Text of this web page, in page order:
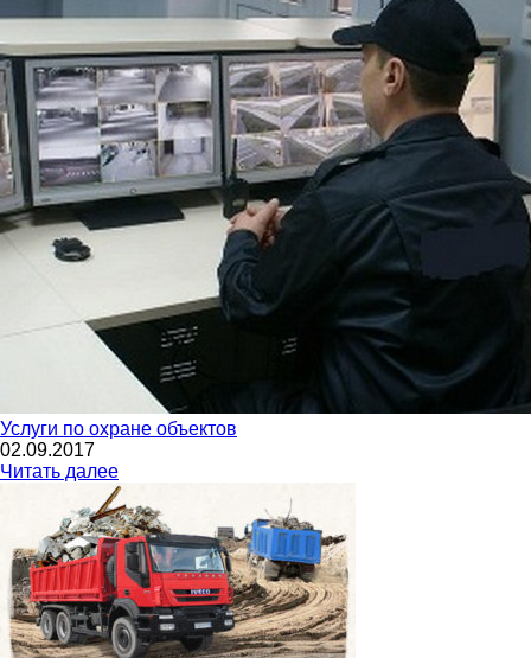
Услуги по охране объектов
02.09.2017
Читать далее